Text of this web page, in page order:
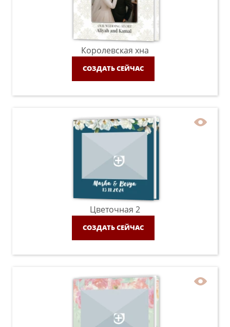
Королевская хна
СОЗДАТЬ СЕЙЧАС
Цветочная 2
СОЗДАТЬ СЕЙЧАС